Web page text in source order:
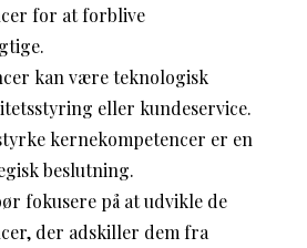
for at forblive
kan være teknologisk
eller kundeservice.
kernekompetencer er en
beslutning.
fokusere på at udvikle de
der adskiller dem fra